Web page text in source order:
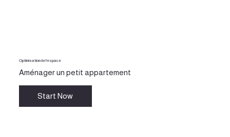
Optimisation de l'espace
Aménager un petit appartement
Start Now